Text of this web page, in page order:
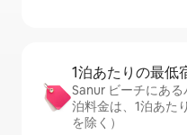
1泊あたりの最⁠低⁠
Sanur ビーチにあ
泊料金は、1泊あた
を除く）